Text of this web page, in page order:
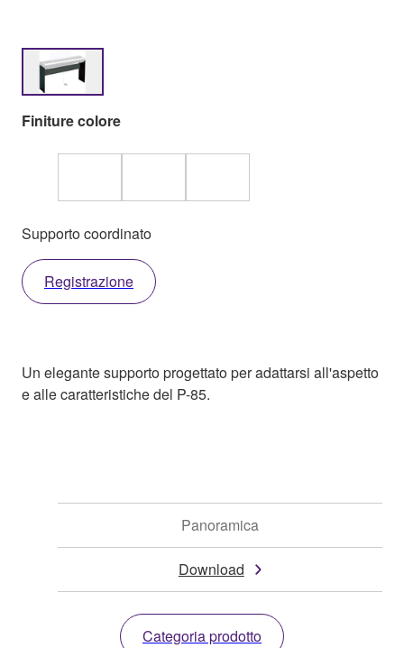
Finiture colore
Supporto coordinato
Registrazione
Un elegante supporto progettato per adattarsi all'aspetto
e alle caratteristiche del P-85.
Panoramica
Download
Categoria prodotto